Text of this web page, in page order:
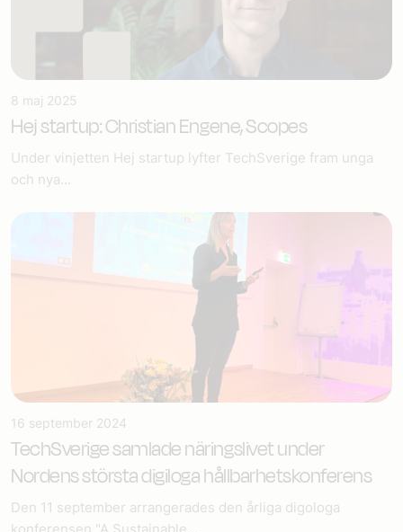
8 maj 2025
Hej startup: Christian Engene, Scopes
Under vinjetten Hej startup lyfter TechSverige fram unga
och nya...
16 september 2024
TechSverige samlade näringslivet under
Nordens största digiloga hållbarhetskonferens
Den 11 september arrangerades den årliga digologa